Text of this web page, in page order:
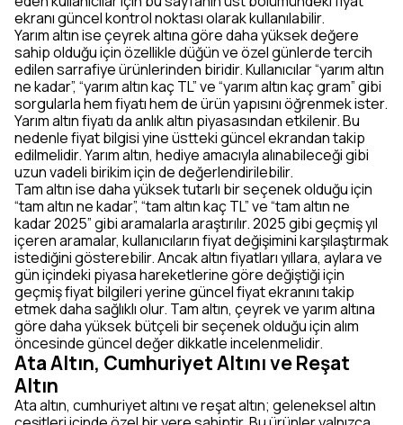
ekranı güncel kontrol noktası olarak kullanılabilir.
Yarım altın ise çeyrek altına göre daha yüksek değere
sahip olduğu için özellikle düğün ve özel günlerde tercih
edilen sarrafiye ürünlerinden biridir. Kullanıcılar “yarım altın
ne kadar”, “yarım altın kaç TL” ve “yarım altın kaç gram” gibi
sorgularla hem fiyatı hem de ürün yapısını öğrenmek ister.
Yarım altın fiyatı da anlık altın piyasasından etkilenir. Bu
nedenle fiyat bilgisi yine üstteki güncel ekrandan takip
edilmelidir. Yarım altın, hediye amacıyla alınabileceği gibi
uzun vadeli birikim için de değerlendirilebilir.
Tam altın ise daha yüksek tutarlı bir seçenek olduğu için
“tam altın ne kadar”, “tam altın kaç TL” ve “tam altın ne
kadar 2025” gibi aramalarla araştırılır. 2025 gibi geçmiş yıl
içeren aramalar, kullanıcıların fiyat değişimini karşılaştırmak
istediğini gösterebilir. Ancak altın fiyatları yıllara, aylara ve
gün içindeki piyasa hareketlerine göre değiştiği için
geçmiş fiyat bilgileri yerine güncel fiyat ekranını takip
etmek daha sağlıklı olur. Tam altın, çeyrek ve yarım altına
göre daha yüksek bütçeli bir seçenek olduğu için alım
öncesinde güncel değer dikkatle incelenmelidir.
Ata Altın, Cumhuriyet Altını ve Reşat
Altın
Ata altın, cumhuriyet altını ve reşat altın; geleneksel altın